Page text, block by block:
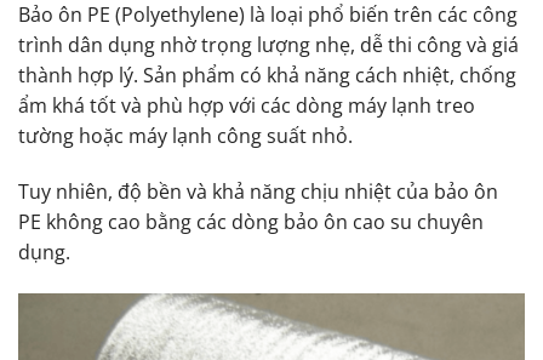
Bảo ôn PE (Polyethylene) là loại phổ biến trên các công
trình dân dụng nhờ trọng lượng nhẹ, dễ thi công và giá
thành hợp lý. Sản phẩm có khả năng cách nhiệt, chống
ẩm khá tốt và phù hợp với các dòng máy lạnh treo
tường hoặc máy lạnh công suất nhỏ.
Tuy nhiên, độ bền và khả năng chịu nhiệt của bảo ôn
PE không cao bằng các dòng bảo ôn cao su chuyên
dụng.